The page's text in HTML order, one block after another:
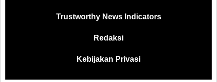
Trustworthy News Indicators
Redaksi
Kebijakan Privasi